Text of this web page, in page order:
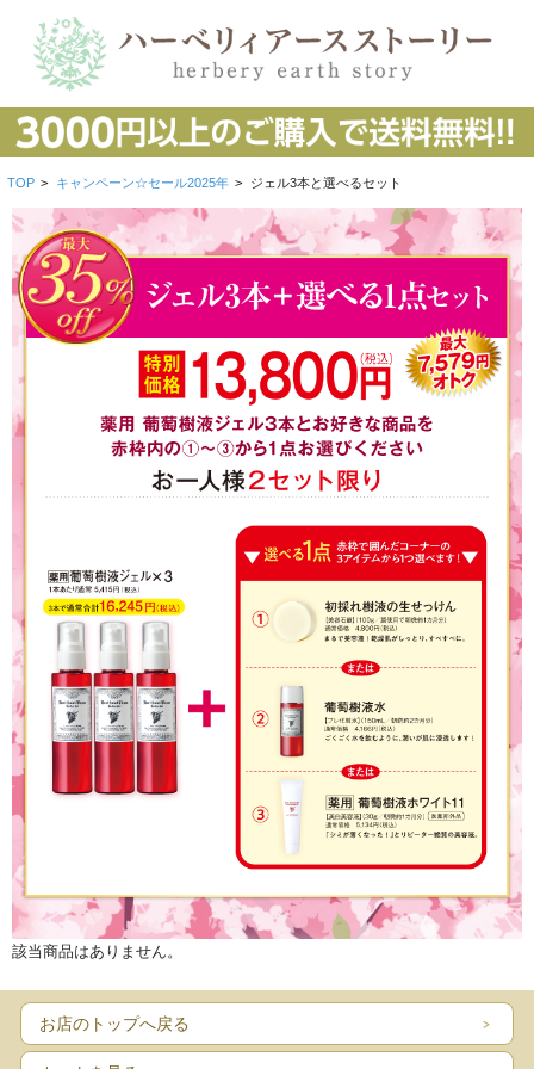
TOP > キャンペーン☆セール2025年 > ジェル3本と選べるセット
該当商品はありません。
お店のトップへ戻る